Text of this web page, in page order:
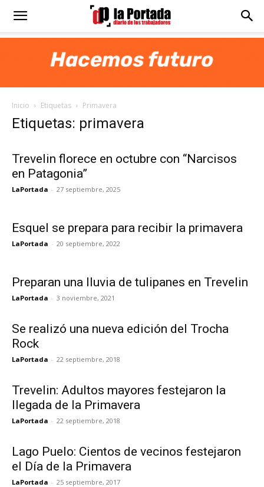
Diario
Portada
Inicio Etiquetas Primavera
Etiquetas: primavera
Trevelin florece en octubre con “Narcisos
en Patagonia”
LaPortada - 27 septiembre, 2025
Esquel se prepara para recibir la primavera
LaPortada - 20 septiembre, 2022
Preparan una lluvia de tulipanes en Trevelin
LaPortada - 3 noviembre, 2021
Se realizó una nueva edición del Trocha
Rock
LaPortada - 22 septiembre, 2018
Trevelin: Adultos mayores festejaron la
llegada de la Primavera
LaPortada - 22 septiembre, 2018
Lago Puelo: Cientos de vecinos festejaron
el Día de la Primavera
LaPortada - 25 septiembre, 2017